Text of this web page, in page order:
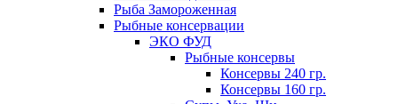
Рыба Замороженная
Рыбные консервации
ЭКО ФУД
Рыбные консервы
Консервы 240 гр.
Консервы 160 гр.